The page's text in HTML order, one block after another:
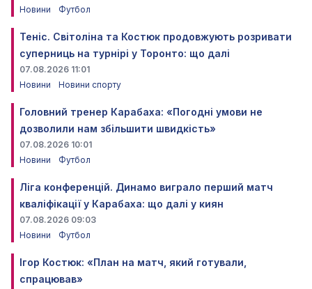
Новини
Футбол
Теніс. Світоліна та Костюк продовжують розривати
суперниць на турнірі у Торонто: що далі
07.08.2026 11:01
Новини
Новини спорту
Головний тренер Карабаха: «Погодні умови не
дозволили нам збільшити швидкість»
07.08.2026 10:01
Новини
Футбол
Ліга конференцій. Динамо виграло перший матч
кваліфікації у Карабаха: що далі у киян
07.08.2026 09:03
Новини
Футбол
Ігор Костюк: «План на матч, який готували,
спрацював»